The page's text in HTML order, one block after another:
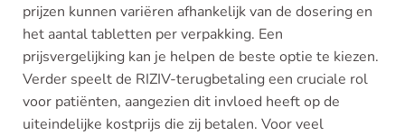
prijzen kunnen variëren afhankelijk van de dosering en
het aantal tabletten per verpakking. Een
prijsvergelijking kan je helpen de beste optie te kiezen.
Verder speelt de RIZIV-terugbetaling een cruciale rol
voor patiënten, aangezien dit invloed heeft op de
uiteindelijke kostprijs die zij betalen. Voor veel